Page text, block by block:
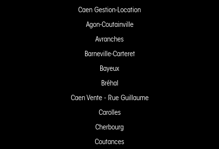
Caen Gestion-Location
Agon-Coutainville
Avranches
Barneville-Carteret
Bayeux
Bréhal
Caen Vente - Rue Guillaume
Carolles
Cherbourg
Coutances